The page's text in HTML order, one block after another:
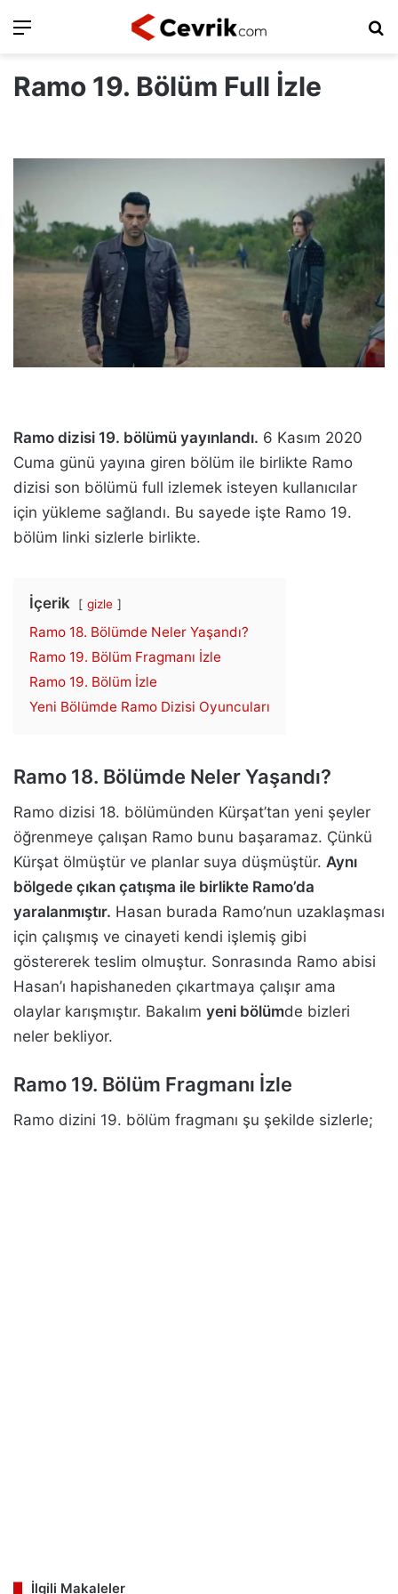
Ara
Ramo 19. Bölüm Full İzle
Ramo dizisi 19. bölümü yayınlandı. 6 Kasım 2020
Cuma günü yayına giren bölüm ile birlikte Ramo
dizisi son bölümü full izlemek isteyen kullanıcılar
için yükleme sağlandı. Bu sayede işte Ramo 19.
bölüm linki sizlerle birlikte.
İçerik gizle
Ramo 18. Bölümde Neler Yaşandı?
Ramo 19. Bölüm Fragmanı İzle
Ramo 19. Bölüm İzle
Yeni Bölümde Ramo Dizisi Oyuncuları
Ramo 18. Bölümde Neler Yaşandı?
Ramo dizisi 18. bölümünden Kürşat’tan yeni şeyler
öğrenmeye çalışan Ramo bunu başaramaz. Çünkü
Kürşat ölmüştür ve planlar suya düşmüştür. Aynı
bölgede çıkan çatışma ile birlikte Ramo’da
yaralanmıştır. Hasan burada Ramo’nun uzaklaşması
için çalışmış ve cinayeti kendi işlemiş gibi
göstererek teslim olmuştur. Sonrasında Ramo abisi
Hasan’ı hapishaneden çıkartmaya çalışır ama
olaylar karışmıştır. Bakalım yeni bölümde bizleri
neler bekliyor.
Ramo 19. Bölüm Fragmanı İzle
Ramo dizini 19. bölüm fragmanı şu şekilde sizlerle;
İlgili Makaleler